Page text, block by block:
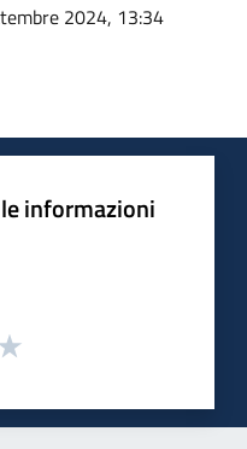
2024, 13:34
informazioni